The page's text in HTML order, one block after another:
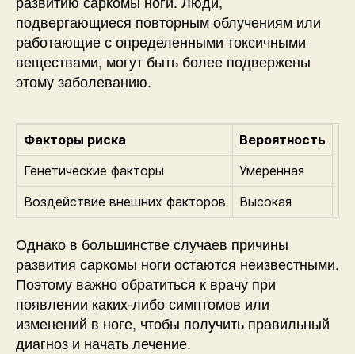
подвергающиеся повторным облучениям или
работающие с определенными токсичными
веществами, могут быть более подвержены
этому заболеванию.
Факторы риска
Вероятность
Генетические факторы
Умеренная
Воздействие внешних факторов
Высокая
Однако в большинстве случаев причины
развития саркомы ноги остаются неизвестными.
Поэтому важно обратиться к врачу при
появлении каких-либо симптомов или
изменений в ноге, чтобы получить правильный
диагноз и начать лечение.